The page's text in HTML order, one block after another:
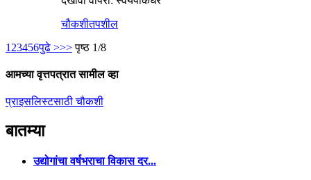
चौकशीतपशील
1 23456पुढे >>> पृष्ठ 1/8
आमच्या वृत्तपत्रात सामील व्हा
प्राइसलिस्टसाठी चौकशी
बातम्या
उद्योगांचा वर्षभराचा विकास दर...